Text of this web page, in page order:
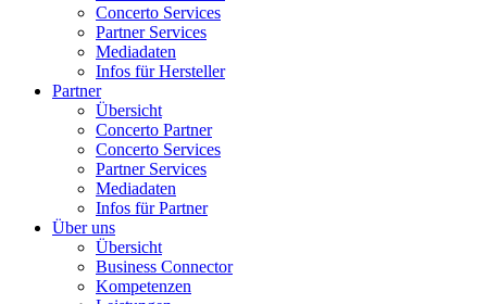
Concerto Services
Partner Services
Mediadaten
Infos für Hersteller
Partner
Übersicht
Concerto Partner
Concerto Services
Partner Services
Mediadaten
Infos für Partner
Über uns
Übersicht
Business Connector
Kompetenzen